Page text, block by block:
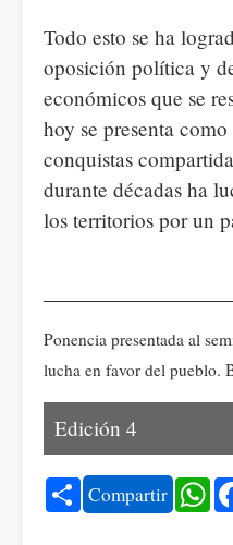
Todo esto se ha
oposición política y
económicos que se
hoy se presenta
conquistas
durante décadas ha
los territorios por un
Ponencia presentada al
lucha en favor del pueblo.
Edición 4
Share
Compartir